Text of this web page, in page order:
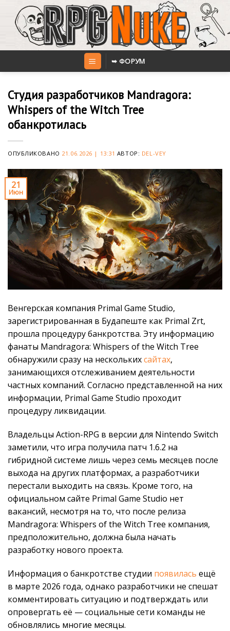
content
➥ ФОРУМ
Студия разработчиков Mandragora:
Whispers of the Witch Tree
обанкротилась
ОПУБЛИКОВАНО 21.06.2026 | 13:31 АВТОР: DEL-VEY
21
Июн
Венгерская компания Primal Game Studio,
зарегистрированная в Будапеште как Primal Zrt,
прошла процедуру банкротства. Эту информацию
фанаты Mandragora: Whispers of the Witch Tree
обнаружили сразу на несколькихсайтах,
занимающихся отслеживанием деятельности
частных компаний. Согласно представленной на них
информации, Primal Game Studio проходит
процедуру ликвидации.
Владельцы Action-RPG в версии для Nintendo Switch
заметили, что игра получила патч 1.6.2 на
гибридной системе лишь через семь месяцев после
выхода на других платформах, а разработчики
перестали выходить на связь. Кроме того, на
официальном сайте Primal Game Studio нет
вакансий, несмотря на то, что после релиза
Mandragora: Whispers of the Witch Tree компания,
предположительно, должна была начать
разработку нового проекта.
Информация о банкротстве студии появилась ещё
в марте 2026 года, однако разработчики не спешат
комментировать ситуацию и подтверждать или
опровергать её — социальные сети команды не
обновлялись многие месяцы.